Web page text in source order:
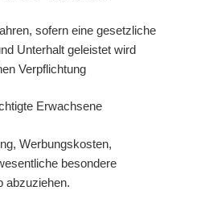
sofern eine gesetzliche
Unterhalt geleistet wird
Verpflichtung
Erwachsene
Werbungskosten,
besondere
abzuziehen.